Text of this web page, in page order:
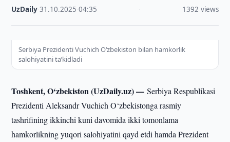
UzDaily ·31.10.2025 ·04:35 1392 views
Serbiya Prezidenti Vuchich O‘zbekiston bilan hamkorlik
salohiyatini taʼkidladi
Toshkent, O‘zbekiston (UzDaily.uz) —Serbiya Respublikasi
Prezidenti Aleksandr Vuchich O‘zbekistonga rasmiy
tashrifining ikkinchi kuni davomida ikki tomonlama
hamkorlikning yuqori salohiyatini qayd etdi hamda Prezident